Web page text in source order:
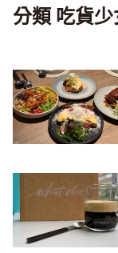
分類 吃貨